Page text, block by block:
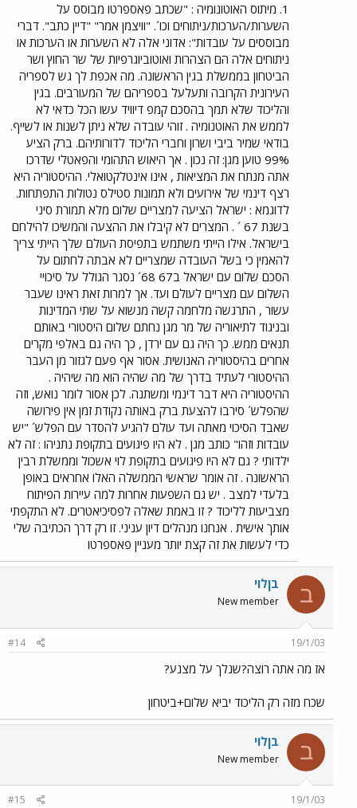
1. מיתוס האוטונומיה : "שכתב פאספרטו מבוסס על
השערות/הערכות/ניתוחים וכו´. "וויצמן אמר" "דיין כתב". דברי
מבוססים על עובדות": אדוני אלה לא השערות או הערכות או
ניתוחים אלה הם הצהרות ואוטוביוגרפיות של שר החוץ ושר
הביטחון בממשלת בגין הראשונה. מה אכפת לך גש לספריה
העירונית הקרובה ותעלעל בספריהם של המעורבים. בגין
והליכוד שלא תמך בהסכם קמפ דיוויד עשו הכל כדאי לא
לממש את האוטנומיה . זוהי עובדה שלא ניתן לשנות או לשייף.
בודאי שמיר ביבי ושרון וחברי הליכוד לדורותיהם. ברק הציע
99% טוען מגן: זה נכון . אך היאוש התהומי והפאטלי שדרכו
אתה מנתח את המציאות , אינו אינטלקטואלי. ההיסטוריה היא
רצף דינמי של אירועים ולא תמונות סטילס נטולות התפתחות.
לדוגמא : ישראל הציעה למצריים שלום מלא תמורת סיני
בשנת 67 ´ . המצרים לא קיבלו את ההצעה והמשיכו להילחם
בישראל. אילו הייתי משתמש בתפיסת העולם שלך הייתי צריך
להאמין כי בשל העובדה שמצריים לא אבתה לחתום על
הסכם שלום עם ישראל ב67 68´ נסגר הגולל על סיכויי
השלום עם מצריים לעולם ועד. אך למרות זאת ראינו שעבר
עשור , התרגשה מלחמה קשה מנשוא על שתי המדינות
ובניגוד לתיאוריה של מר מגן נחתם שלום היסטורי באותם
תנאים ממש. כך היה גם עם ירדן , כך היה גם באלפי מקרים
אחרים בהיסטוריה האנושית. אסור אף פעם לגזור מן העבר
ההיסטורי לעתיד בדרך של מה שהיה הוא מה שיהיה .
ההיסטוריה היא דבר דינמי ומשתנה. לכן אסור לומר נואש, וזה
שהפלש´ סירבו להצעת ברק באותה נקודת זמן אין פירושה
שאבד הסיכוי מאתה ועד עולם להגיע להסדר עם הפלש´ "יש
עובדות וזהו" כותב מגן . לא היו פיגועים בתקופת נתניהו : זה לא
ילדותי ? גם לא היו פיגועים בתקופת לוי אשכול וממשלת רבין
הראשונה . זה אומר שראשי הממשלה האלו אחראים באופן
בלעדי למצב . יש גם השפעות אחרות למה עיירות הפיתוח
מצביעות לליכוד ? זו באמת שאלה לפסיכיאטרים. לא התקפתי
אותך אישית . אנחנו מנהלים דיון עניני. זו רק דרך הכתיבה שלי
כדי לעשות את זה קצת יותר מעניין פאספרטו
ב בןלוי
New member
19/1/03
#14
אז מה אתה רוצה?שנלך על מצנע?
שכח מזה רק הליכוד יביא שלום+ביטחון
ב בןלוי
New member
19/1/03
#15